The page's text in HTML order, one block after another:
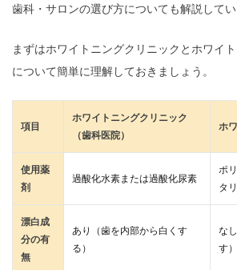
歯科・サロンの選び方についても解説してい
まずはホワイトニングクリニックとホワイ
について簡単に理解しておきましょう。
項目
ホワイトニングクリニック
（歯科医院）
ホ
使用薬
剤
過酸化水素または過酸化尿素
ポ
タ
漂白成
分の有
無
あり（歯を内部から白くす
る）
な
す）